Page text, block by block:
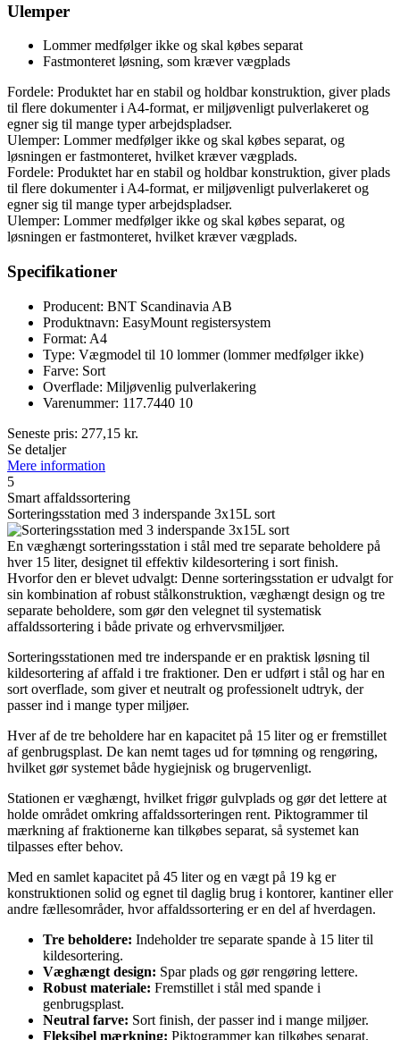
Ulemper
Lommer medfølger ikke og skal købes separat
Fastmonteret løsning, som kræver vægplads
Fordele: Produktet har en stabil og holdbar konstruktion, giver plads
til flere dokumenter i A4-format, er miljøvenligt pulverlakeret og
egner sig til mange typer arbejdspladser.
Ulemper: Lommer medfølger ikke og skal købes separat, og
løsningen er fastmonteret, hvilket kræver vægplads.
Fordele: Produktet har en stabil og holdbar konstruktion, giver plads
til flere dokumenter i A4-format, er miljøvenligt pulverlakeret og
egner sig til mange typer arbejdspladser.
Ulemper: Lommer medfølger ikke og skal købes separat, og
løsningen er fastmonteret, hvilket kræver vægplads.
Specifikationer
Producent: BNT Scandinavia AB
Produktnavn: EasyMount registersystem
Format: A4
Type: Vægmodel til 10 lommer (lommer medfølger ikke)
Farve: Sort
Overflade: Miljøvenlig pulverlakering
Varenummer: 117.7440 10
Seneste pris: 277,15 kr.
Se detaljer
Mere information
5
Smart affaldssortering
Sorteringsstation med 3 inderspande 3x15L sort
En væghængt sorteringsstation i stål med tre separate beholdere på
hver 15 liter, designet til effektiv kildesortering i sort finish.
Hvorfor den er blevet udvalgt: Denne sorteringsstation er udvalgt for
sin kombination af robust stålkonstruktion, væghængt design og tre
separate beholdere, som gør den velegnet til systematisk
affaldssortering i både private og erhvervsmiljøer.
Sorteringsstationen med tre inderspande er en praktisk løsning til
kildesortering af affald i tre fraktioner. Den er udført i stål og har en
sort overflade, som giver et neutralt og professionelt udtryk, der
passer ind i mange typer miljøer.
Hver af de tre beholdere har en kapacitet på 15 liter og er fremstillet
af genbrugsplast. De kan nemt tages ud for tømning og rengøring,
hvilket gør systemet både hygiejnisk og brugervenligt.
Stationen er væghængt, hvilket frigør gulvplads og gør det lettere at
holde området omkring affaldssorteringen rent. Piktogrammer til
mærkning af fraktionerne kan tilkøbes separat, så systemet kan
tilpasses efter behov.
Med en samlet kapacitet på 45 liter og en vægt på 19 kg er
konstruktionen solid og egnet til daglig brug i kontorer, kantiner eller
andre fællesområder, hvor affaldssortering er en del af hverdagen.
Tre beholdere: Indeholder tre separate spande à 15 liter til
kildesortering.
Væghængt design: Spar plads og gør rengøring lettere.
Robust materiale: Fremstillet i stål med spande i
genbrugsplast.
Neutral farve: Sort finish, der passer ind i mange miljøer.
Fleksibel mærkning: Piktogrammer kan tilkøbes separat.